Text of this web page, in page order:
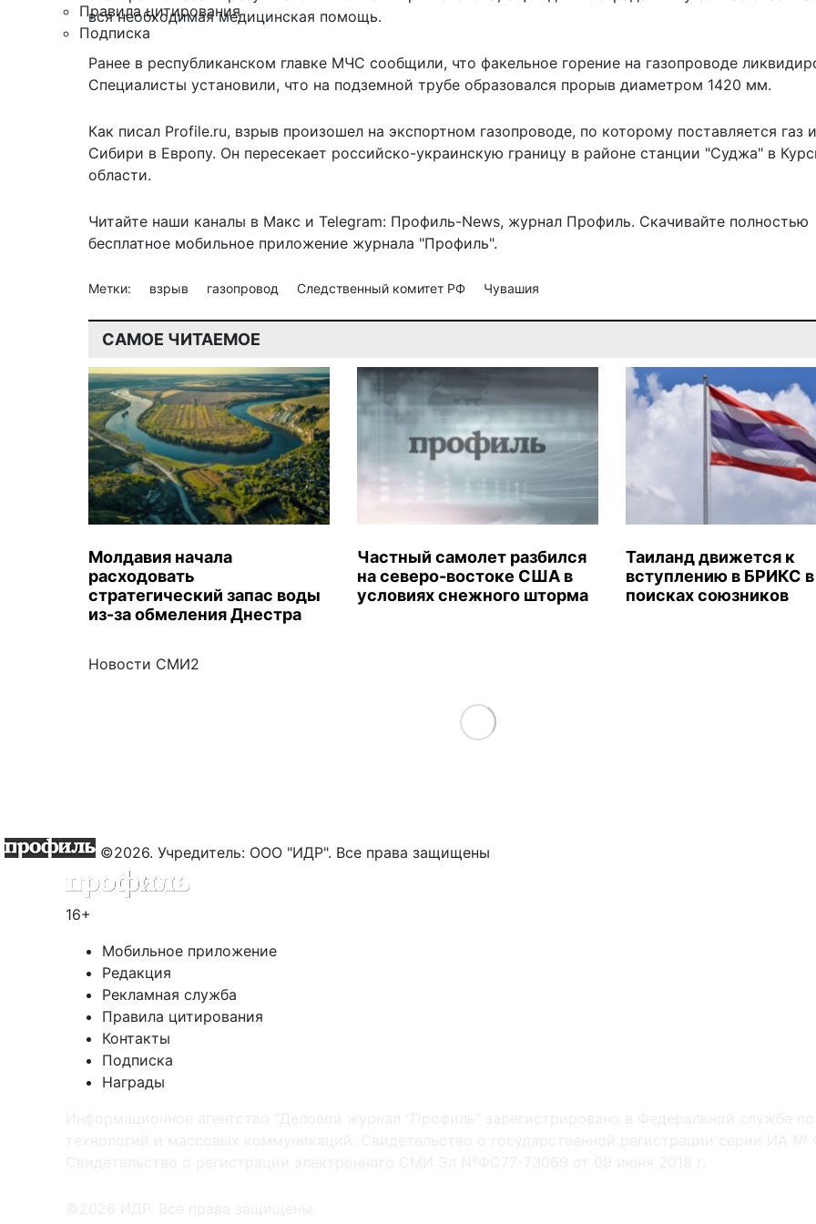
Правила цитирования
Подписка
вся необходимая медицинская помощь.
Ранее в республиканском главке МЧС сообщили, что факельное горение на газопроводе
Специалисты установили, что на подземной трубе образовался прорыв диаметром 1420 мм.
Как писал Profile.ru, взрыв произошел на экспортном газопроводе, по которому поставляется газ
Сибири в Европу. Он пересекает российско-украинскую границу в районе станции "Суджа" в
области.
Читайте наши каналы в Макс и Telegram: Профиль-News, журнал Профиль. Скачивайте полностью
бесплатное мобильное приложение журнала "Профиль".
Метки: взрыв газопровод Следственный комитет РФ Чувашия
САМОЕ ЧИТАЕМОЕ
Молдавия начала
расходовать
стратегический запас воды
из-за обмеления Днестра
Частный самолет разбился
на северо-востоке США в
условиях снежного шторма
Таиланд движется к
вступлению в БРИКС в
поисках союзников
Новости СМИ2
Load More
©2026. Учредитель: ООО "ИДР". Все права защищены
16+
Мобильное приложение
Редакция
Рекламная служба
Правила цитирования
Контакты
Подписка
Награды